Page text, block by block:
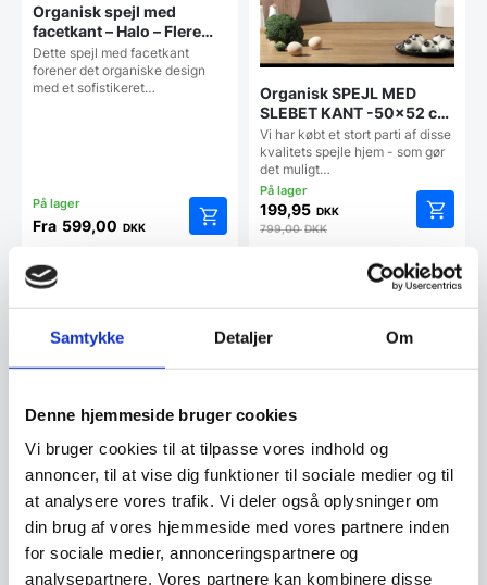
Samtykke Detaljer Om
Denne hjemmeside bruger cookies
Vi bruger cookies til at tilpasse vores indhold og
annoncer, til at vise dig funktioner til sociale medier og til
at analysere vores trafik. Vi deler også oplysninger om
din brug af vores hjemmeside med vores partnere inden
for sociale medier, annonceringspartnere og
analysepartnere. Vores partnere kan kombinere disse
Organisk spejl med
facetkant – Halo – Flere
størrelser
Dette spejl med facetkant
forener det organiske design
med et sofistikeret…
Fra 599,00 DKK
Mulighederne
varesiden
Vi prismatcher
Organisk SPEJL MED
SLEBET KANT -50×52 cm
– Parti vare
Vi har købt et stort parti af disse
kvalitets spejle hjem - som gør
det muligt…
199,95 DKK
799,00DKK
SPAR 71%
SORT ALU RAMME SPEJL
– 50×70 cm – Parti vare
SPAR 65%
SORT SPEJL RUNDT ALU –
Ø 75 cm – Parti vare